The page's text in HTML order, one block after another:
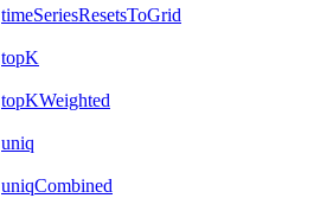
timeSeriesResetsToGrid
topK
topKWeighted
uniq
uniqCombined